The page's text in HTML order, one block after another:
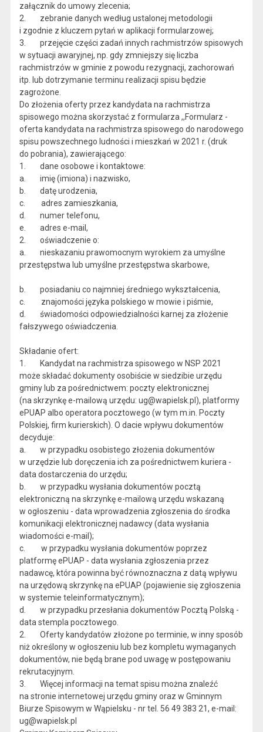
załącznik do umowy zlecenia;
2. zebranie danych według ustalonej metodologii
i zgodnie z kluczem pytań w aplikacji formularzowej;
3. przejęcie części zadań innych rachmistrzów spisowych
w sytuacji awaryjnej, np. gdy zmniejszy się liczba
rachmistrzów w gminie z powodu rezygnacji, zachorowań
itp. lub dotrzymanie terminu realizacji spisu będzie
zagrożone.
Do złożenia oferty przez kandydata na rachmistrza
spisowego można skorzystać z formularza ,,Formularz -
oferta kandydata na rachmistrza spisowego do narodowego
spisu powszechnego ludności i mieszkań w 2021 r. (druk
do pobrania), zawierającego:
1. dane osobowe i kontaktowe:
a. imię (imiona) i nazwisko,
b. datę urodzenia,
c. adres zamieszkania,
d. numer telefonu,
e. adres e-mail,
2. oświadczenie o:
a. nieskazaniu prawomocnym wyrokiem za umyślne
przestępstwa lub umyślne przestępstwa skarbowe,
b. posiadaniu co najmniej średniego wykształcenia,
c. znajomości języka polskiego w mowie i piśmie,
d. świadomości odpowiedzialności karnej za złożenie
fałszywego oświadczenia.
Składanie ofert:
1. Kandydat na rachmistrza spisowego w NSP 2021
może składać dokumenty osobiście w siedzibie urzędu
gminy lub za pośrednictwem: poczty elektronicznej
(na skrzynkę e-mailową urzędu: ug@wapielsk.pl), platformy
ePUAP albo operatora pocztowego (w tym m.in. Poczty
Polskiej, firm kurierskich). O dacie wpływu dokumentów
decyduje:
a. w przypadku osobistego złożenia dokumentów
w urzędzie lub doręczenia ich za pośrednictwem kuriera -
data dostarczenia do urzędu;
b. w przypadku wysłania dokumentów pocztą
elektroniczną na skrzynkę e-mailową urzędu wskazaną
w ogłoszeniu - data wprowadzenia zgłoszenia do środka
komunikacji elektronicznej nadawcy (data wysłania
wiadomości e-mail);
c. w przypadku wysłania dokumentów poprzez
platformę ePUAP - data wysłania zgłoszenia przez
nadawcę, która powinna być równoznaczna z datą wpływu
na urzędową skrzynkę na ePUAP (pojawienie się zgłoszenia
w systemie teleinformatycznym);
d. w przypadku przesłania dokumentów Pocztą Polską -
data stempla pocztowego.
2. Oferty kandydatów złożone po terminie, w inny sposób
niż określony w ogłoszeniu lub bez kompletu wymaganych
dokumentów, nie będą brane pod uwagę w postępowaniu
rekrutacyjnym.
3. Więcej informacji na temat spisu można znaleźć
na stronie internetowej urzędu gminy oraz w Gminnym
Biurze Spisowym w Wąpielsku - nr tel. 56 49 383 21, e-mail:
ug@wapielsk.pl